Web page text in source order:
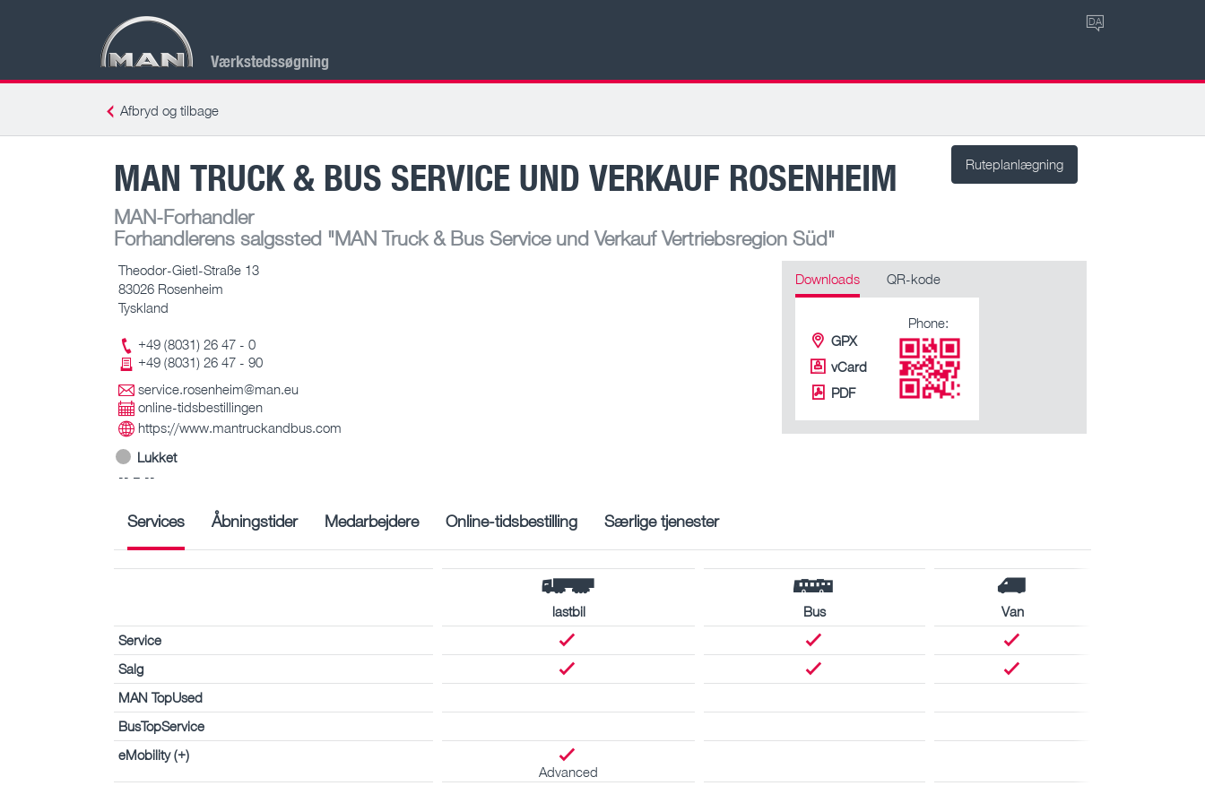
Værkstedssøgning
DA
Afbryd og tilbage
Ruteplanlægning
MAN TRUCK & BUS SERVICE UND VERKAUF ROSENHEIM
MAN-Forhandler
Forhandlerens salgssted "MAN Truck & Bus Service und Verkauf Vertriebsregion Süd"
Theodor-Gietl-Straße 13
83026 Rosenheim
Tyskland
+49 (8031) 26 47 - 0
+49 (8031) 26 47 - 90
service.rosenheim@man.eu
online-tidsbestillingen
https://www.mantruckandbus.com
Lukket
-- – --
Downloads QR-kode
GPX
vCard
PDF
Phone:
Services Åbningstider Medarbejdere Online-tidsbestilling Særlige tjenester
lastbil Bus
Van
Service
Salg
MAN TopUsed
BusTopService
eMobility (+)
Advanced